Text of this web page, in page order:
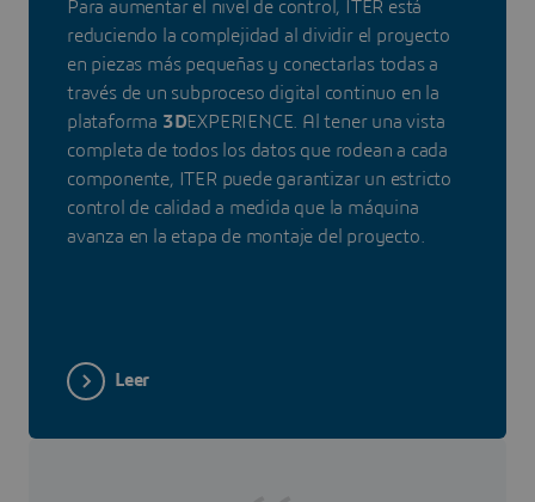
Para aumentar el nivel de control, ITER está
reduciendo la complejidad al dividir el proyecto
en piezas más pequeñas y conectarlas todas a
través de un subproceso digital continuo en la
plataforma 3DEXPERIENCE. Al tener una vista
completa de todos los datos que rodean a cada
componente, ITER puede garantizar un estricto
control de calidad a medida que la máquina
avanza en la etapa de montaje del proyecto.
Leer